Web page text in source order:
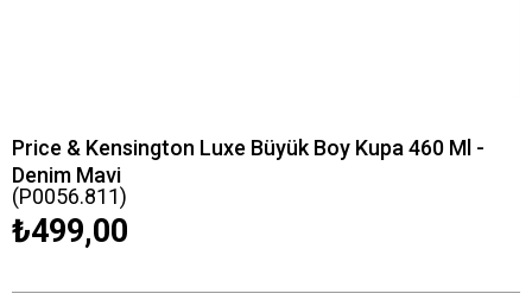
Price & Kensington Luxe Büyük Boy Kupa 460 Ml -
Denim Mavi
(P0056.811)
₺499,00